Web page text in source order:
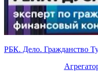
РБК. Дело. Гражданство